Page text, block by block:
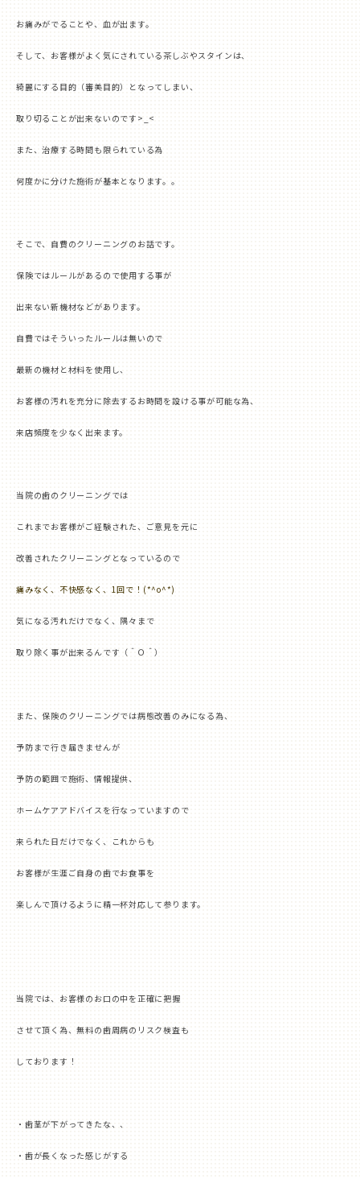
お痛みがでることや、血が出ます。
そして、お客様がよく気にされている茶しぶやスタインは、
綺麗にする目的（審美目的）となってしまい、
取り切ることが出来ないのです >_<
また、治療する時間も限られている為
何度かに分けた施術が基本となります。。
そこで、自費のクリーニングのお話です。
保険ではルールがあるので使用する事が
出来ない新機材などがあります。
自費ではそういったルールは無いので
最新の機材と材料を使用し、
お客様の汚れを充分に除去するお時間を設ける事が可能な為、
来店頻度を少なく出来ます。
当院の歯のクリーニングでは
これまでお客様がご経験された、ご意見を元に
改善されたクリーニングとなっているので
痛みなく、不快感なく、 1回で！ (*^o^*)
気になる汚れだけでなく、隅々まで
取り除く事が出来るんです（＾Ｏ＾）
また、保険のクリーニングでは病態改善のみになる為、
予防まで行き届きませんが
予防の範囲で施術、情報提供、
ホームケアアドバイスを行なっていますので
来られた日だけでなく、これからも
お客様が生涯ご自身の歯でお食事を
楽しんで頂けるように精一杯対応して参ります。
当院では、お客様のお口の中を正確に把握
させて頂く為、無料の歯周病のリスク検査も
しております！
・歯茎が下がってきたな、、
・歯が長くなった感じがする